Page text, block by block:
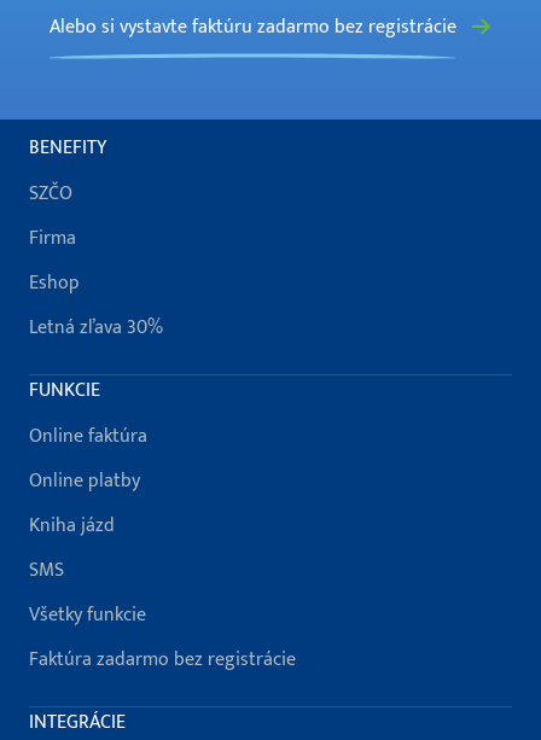
Alebo si vystavte faktúru zadarmo bez registrácie
BENEFITY
SZČO
Firma
Eshop
Letná zľava 30%
FUNKCIE
Online faktúra
Online platby
Kniha jázd
SMS
Všetky funkcie
Faktúra zadarmo bez registrácie
INTEGRÁCIE